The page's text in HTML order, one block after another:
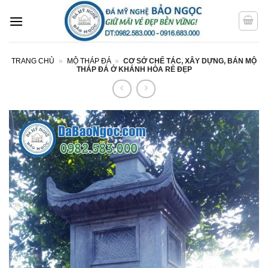
qua
TRANG CHỦ » MỘ THÁP ĐÁ » CƠ SỞ CHẾ TÁC, XÂY DỰNG, BÁN MỘ
THÁP ĐÁ Ở KHÁNH HÒA RẺ ĐẸP